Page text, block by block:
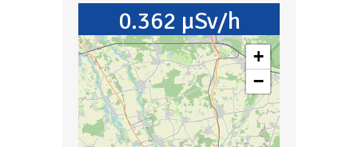
0.362 µSv/h
+
−